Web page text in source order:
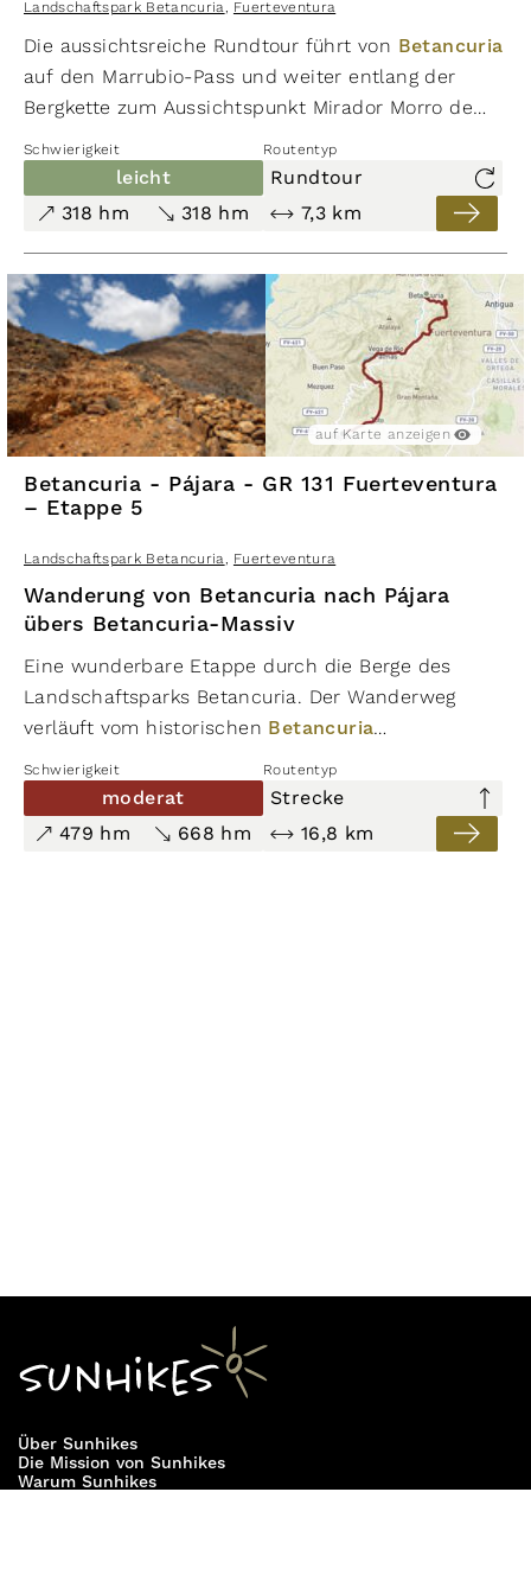
Bergkamms bietet einen herrlichen Ausblick auf
die Bergwelt.
Landschaftspark Betancuria Fuerteventura
Die aussichtsreiche Rundtour führt von Betancuria
auf den Marrubio-Pass und weiter entlang der
Bergkette zum Aussichtspunkt Mirador Morro de
Ruinen des ehemaligen Franziskanerklosters San
Buenaventura direkt an der Route.
Schwierigkeit Routentyp
leicht
Rundtour
318 hm
318 hm 7,3 km
auf Karte anzeigen
Betancuria - Pájara - GR 131 Fuerteventura
– Etappe 5
Landschaftspark Betancuria Fuerteventura
Wanderung von Betancuria nach Pájara
übers Betancuria-Massiv
Eine wunderbare Etappe durch die Berge des
Landschaftsparks Betancuria. Der Wanderweg
verläuft vom historischen Betancuria
einen aufgeforsteten Kiefernwald steigt man ins
Tal ab, wo man die die traditionellen Anbaugebiete
mit zahlreichen Terrassenfeldern und
im Abstieg zu bewältigen.
Schwierigkeit Routentyp
moderat
Strecke
479 hm
668 hm 16,8 km
Über Sunhikes
Die Mission von Sunhikes
Warum Sunhikes